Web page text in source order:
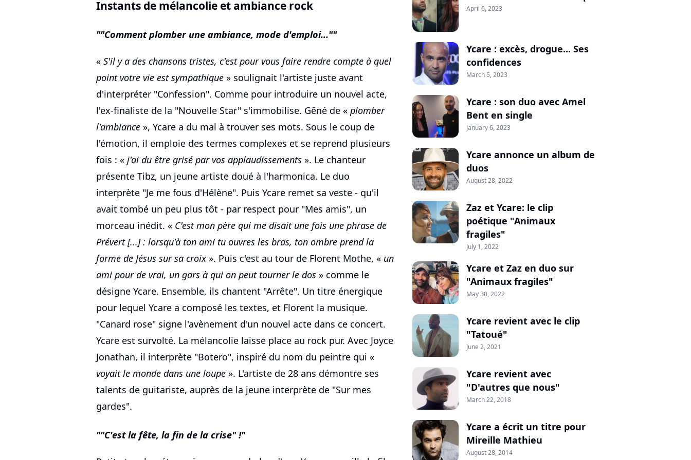
Instants de mélancolie et ambiance rock
"Comment plomber une ambiance, mode d'emploi..."
« S'il y a des chansons tristes, c'est pour vous faire rendre compte à quel
point votre vie est sympathique » soulignait l'artiste juste avant
d'interpréter "Confession". Comme pour introduire un nouvel acte,
l'ex-finaliste de la "Nouvelle Star" s'immobilise. Gêné de « plomber
l'ambiance », Ycare a du mal à trouver ses mots. Sous le coup de
l'émotion, il emploie des termes complexes et se reprend plusieurs
fois : « j'ai du être grisé par vos applaudissements ». Le chanteur
présente Tibz, un jeune artiste doué à l'harmonica. Le duo
interprète "Je me fous d'Hélène". Puis Ycare remet sa veste - qu'il
avait tombé un peu plus tôt - par respect pour "Mes amis", un
morceau inédit. « C'est mon père qui me disait une fois une phrase de
Prévert [...] : lorsqu'à ton ami tu ouvres les bras, ton ombre prend la
forme de Jésus sur sa croix ». Puis c'est au tour de Florent Mothe, « un
ami pour de vrai, un gars à qui on peut tourner le dos » comme le
désigne Ycare. Ensemble, ils chantent "Arrête". Un titre énergique
pour lequel Ycare a composé les textes, et Florent la musique.
"Canard rose" signe l'avènement d'un nouvel acte dans ce concert.
Ycare est survolté. La mélancolie laisse place au rock pur. Avec Joyce
Jonathan, il interprète "Botero", inspiré du nom du peintre qui «
voyait le monde dans une loupe ». L'artiste de 28 ans démontre ses
talents de guitariste, auprès de la jeune interprète de "Sur mes
gardes".
"C'est la fête, la fin de la crise" !
April 6, 2023
Ycare : excès, drogue... Ses
confidences
March 5, 2023
Ycare : son duo avec Amel
Bent en single
January 6, 2023
Ycare annonce un album de
duos
August 28, 2022
Zaz et Ycare: le clip
poétique "Animaux
fragiles"
July 1, 2022
Ycare et Zaz en duo sur
"Animaux fragiles"
May 30, 2022
Ycare revient avec le clip
"Tatoué"
June 2, 2021
Ycare revient avec
"D'autres que nous"
March 22, 2018
Ycare a écrit un titre pour
Mireille Mathieu
August 28, 2014